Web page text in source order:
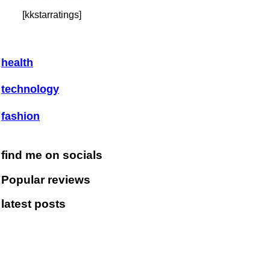
[kkstarratings]
health
technology
fashion
find me on socials
Popular reviews
latest posts